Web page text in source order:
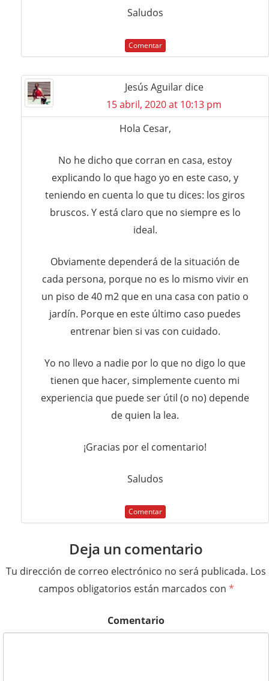
Saludos
Comentar
Jesús Aguilar dice
15 abril, 2020 at 10:13 pm
Hola Cesar,
No he dicho que corran en casa, estoy
explicando lo que hago yo en este caso, y
teniendo en cuenta lo que tu dices: los giros
bruscos. Y está claro que no siempre es lo
ideal.
Obviamente dependerá de la situación de
cada persona, porque no es lo mismo vivir en
un piso de 40 m2 que en una casa con patio o
jardín. Porque en este último caso puedes
entrenar bien si vas con cuidado.
Yo no llevo a nadie por lo que no digo lo que
tienen que hacer, simplemente cuento mi
experiencia que puede ser útil (o no) depende
de quien la lea.
¡Gracias por el comentario!
Saludos
Comentar
Deja un comentario
Tu dirección de correo electrónico no será publicada. Los
campos obligatorios están marcados con *
Comentario